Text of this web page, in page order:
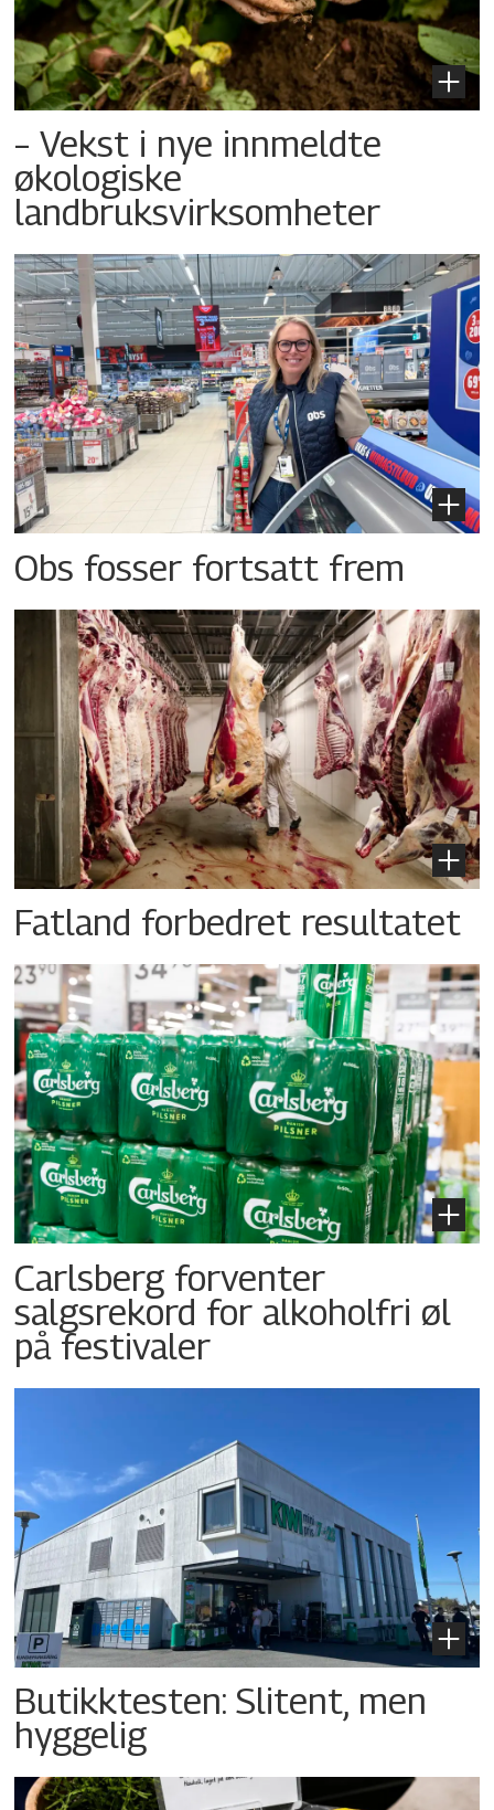
– Vekst i nye innmeldte
økologiske
landbruksvirksomheter
Obs fosser fortsatt frem
Fatland forbedret resultatet
Carlsberg forventer
salgsrekord for alkoholfri øl
på festivaler
Butikktesten: Slitent, men
hyggelig